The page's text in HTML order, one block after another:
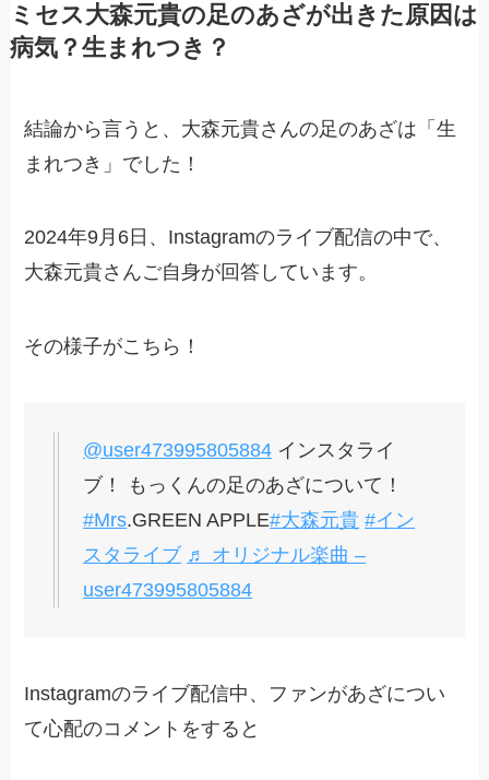
ミセス大森元貴の足のあざが出きた原因は
病気？生まれつき？
結論から言うと、大森元貴さんの足のあざは「生
まれつき」でした！
2024年9月6日、Instagramのライブ配信の中で、
大森元貴さんご自身が回答しています。
その様子がこちら！
@user473995805884 インスタライ
ブ！ もっくんの足のあざについて！
#Mrs.GREEN APPLE#大森元貴 #イン
スタライブ ♬ オリジナル楽曲 –
user473995805884
Instagramのライブ配信中、ファンがあざについ
て心配のコメントをすると